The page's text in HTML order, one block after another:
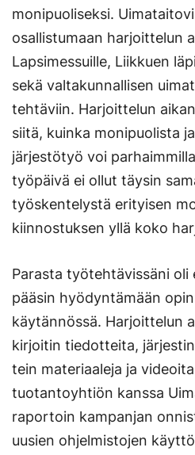
monipuoliseksi.
osallistumaan harjoittelun
Lapsimessuille, Liikkuen
sekä valtakunnallisen
tehtäviin. Harjoittelun
siitä, kuinka monipuolista
järjestötyö voi
työpäivä ei ollut täysin
työskentelystä erityisen
kiinnostuksen yllä koko
Parasta työtehtävissäni
pääsin hyödyntämään
käytännössä. Harjoittelun
kirjoitin tiedotteita,
tein materiaaleja ja
tuotantoyhtiön kanssa
raportoin kampanjan
uusien ohjelmistojen